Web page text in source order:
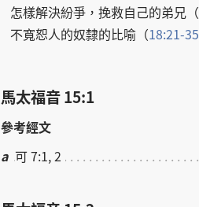
怎樣解決紛爭 ， 挽救自己的弟兄 （
不寬恕人的奴隸的比喻 （18:21-35
馬太福音 15:1
參考經文
a 可 7:1, 2